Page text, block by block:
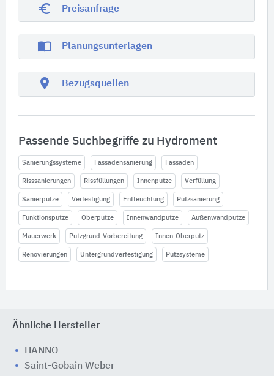
euro_symbol Preisanfrage
import_contacts Planungsunterlagen
location_on Bezugsquellen
Passende Suchbegriffe zu Hydroment
Sanierungssysteme Fassadensanierung Fassaden
Risssanierungen Rissfüllungen Innenputze Verfüllung
Sanierputze Verfestigung Entfeuchtung Putzsanierung
Funktionsputze Oberputze Innenwandputze Außenwandputze
Mauerwerk Putzgrund-Vorbereitung Innen-Oberputz
Renovierungen Untergrundverfestigung Putzsysteme
Ähnliche Hersteller
HANNO
Saint-Gobain Weber